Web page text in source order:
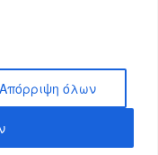
Απόρριψη όλων
φόρμα
ιστοσελίδων